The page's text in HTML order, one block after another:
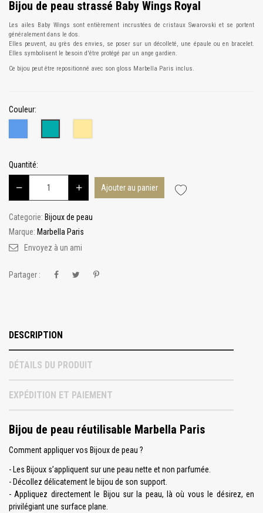
Bijou de peau strassé Baby Wings Royal
Les ailes Baby Wings sont entièrement incrustées de cristaux Swarovski et se portent
généralement dans le dos.
Elles peuvent, au grès des envies, se poser sur un décolleté, une épaule ou en bracelet.
Elles symbolisent le besoin d'être protégé par un ange gardien.
Ce bijou peut être repositionné avec son gloss Marbella Paris inclus.
Couleur:
Quantité:
Ajouter au panier
Categorie: Bijoux de peau
Marque: Marbella Paris
Envoyez à un ami
Partager :
DESCRIPTION
DÉTAILS DU PRODUIT
EXPÉDITION ET PAIEMENT
Bijou de peau réutilisable Marbella Paris
Comment appliquer vos Bijoux de peau ?
- Les Bijoux s’appliquent sur une peau nette et non parfumée.
- Décollez délicatement le bijou de son support.
- Appliquez directement le Bijou sur la peau, là où vous le désirez, en
privilégiant une surface plane.